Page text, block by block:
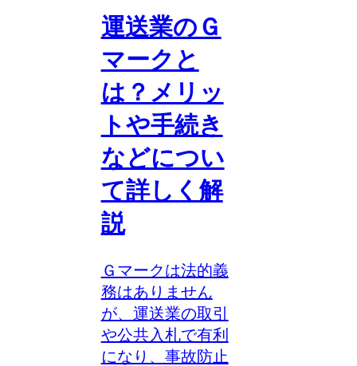
運送業のＧ
マークと
は？メリッ
トや手続き
などについ
て詳しく解
説
Ｇマークは法的義
務はありません
が、運送業の取引
や公共入札で有利
になり、事故防止